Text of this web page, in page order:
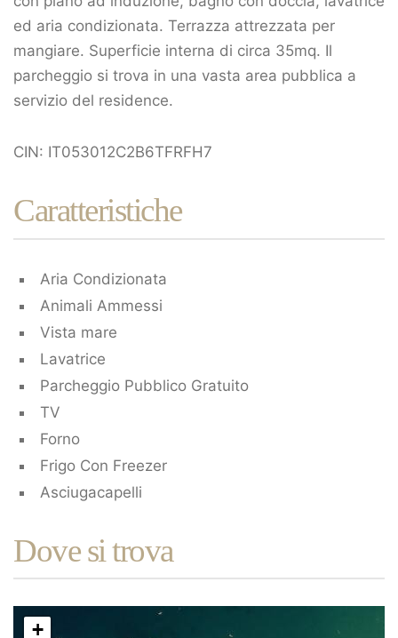
ed aria condizionata. Terrazza attrezzata per
mangiare. Superficie interna di circa 35mq. Il
parcheggio si trova in una vasta area pubblica a
servizio del residence.
CIN: IT053012C2B6TFRFH7
Caratteristiche
Aria Condizionata
Animali Ammessi
Vista mare
Lavatrice
Parcheggio Pubblico Gratuito
TV
Forno
Frigo Con Freezer
Asciugacapelli
Dove si trova
+